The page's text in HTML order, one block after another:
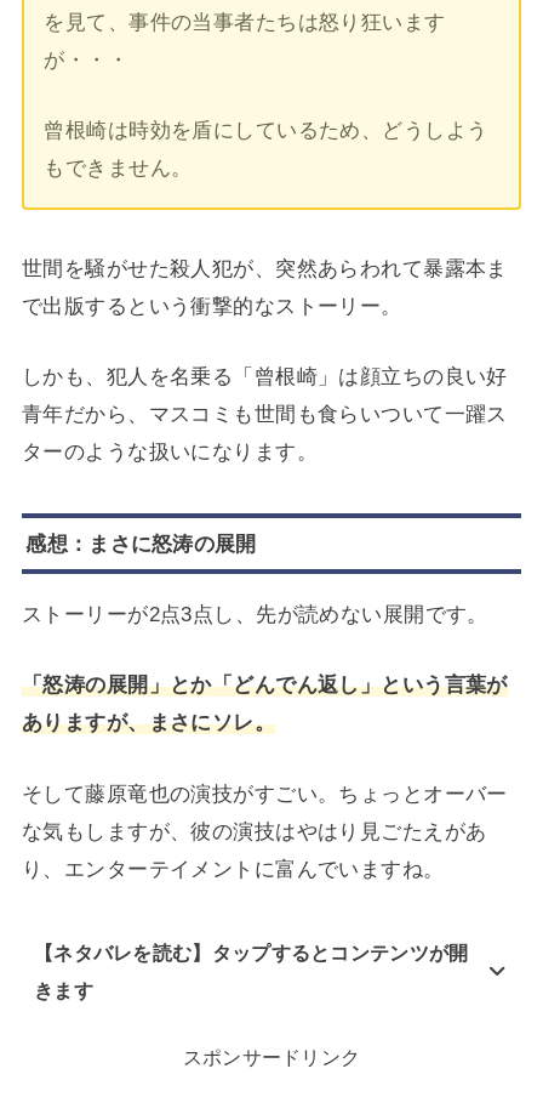
を見て、事件の当事者たちは怒り狂います
が・・・
曾根崎は時効を盾にしているため、どうしよう
もできません。
世間を騒がせた殺人犯が、突然あらわれて暴露本ま
で出版するという衝撃的なストーリー。
しかも、犯人を名乗る「曾根崎」は顔立ちの良い好
青年だから、マスコミも世間も食らいついて一躍ス
ターのような扱いになります。
感想：まさに怒涛の展開
ストーリーが2点3点し、先が読めない展開です。
「怒涛の展開」とか「どんでん返し」という言葉が
ありますが、まさにソレ。
そして藤原竜也の演技がすごい。ちょっとオーバー
な気もしますが、彼の演技はやはり見ごたえがあ
り、エンターテイメントに富んでいますね。
【ネタバレを読む】タップするとコンテンツが開
きます
スポンサードリンク